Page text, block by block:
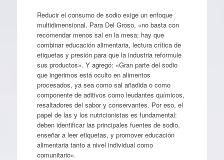
Reducir el consumo de sodio exige un enfoque
multidimensional. Para Del Groso, «no basta con
recomendar menos sal en la mesa; hay que
combinar educación alimentaria, lectura crítica de
etiquetas y presión para que la industria reformule
sus productos». Y agregó: «Gran parte del sodio
que ingerimos está oculto en alimentos
procesados, ya sea como sal añadida o como
componente de aditivos como leudantes químicos,
resaltadores del sabor y conservantes. Por eso, el
papel de las y los nutricionistas es fundamental:
deben identificar las principales fuentes de sodio,
enseñar a leer etiquetas, y promover educación
alimentaria tanto a nivel individual como
comunitario».